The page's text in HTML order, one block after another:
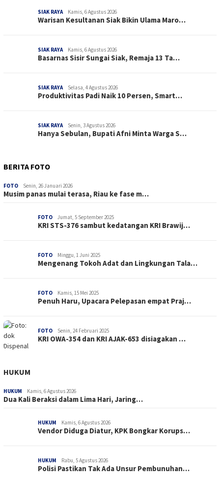
SIAK RAYA Kamis, 6 Agustus 2026
Warisan Kesultanan Siak Bikin Ulama Maro…
SIAK RAYA Kamis, 6 Agustus 2026
Basarnas Sisir Sungai Siak, Remaja 13 Ta…
SIAK RAYA Selasa, 4 Agustus 2026
Produktivitas Padi Naik 10 Persen, Smart…
SIAK RAYA Senin, 3 Agustus 2026
Hanya Sebulan, Bupati Afni Minta Warga S…
BERITA FOTO
FOTO Senin, 26 Januari 2026
Musim panas mulai terasa, Riau ke fase m…
FOTO Jumat, 5 September 2025
KRI STS-376 sambut kedatangan KRI Brawij…
FOTO Minggu, 1 Juni 2025
Mengenang Tokoh Adat dan Lingkungan Tala…
FOTO Kamis, 15 Mei 2025
Penuh Haru, Upacara Pelepasan empat Praj…
FOTO Senin, 24 Februari 2025
KRI OWA-354 dan KRI AJAK-653 disiagakan …
HUKUM
HUKUM Kamis, 6 Agustus 2026
Dua Kali Beraksi dalam Lima Hari, Jaring…
HUKUM Kamis, 6 Agustus 2026
Vendor Diduga Diatur, KPK Bongkar Korups…
HUKUM Rabu, 5 Agustus 2026
Polisi Pastikan Tak Ada Unsur Pembunuhan…